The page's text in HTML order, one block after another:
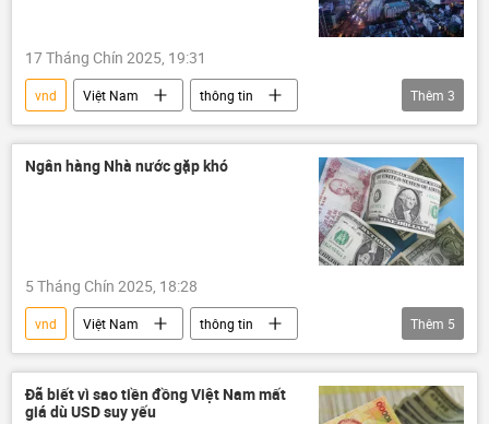
17 Tháng Chín 2025, 19:31
vnd Việt Nam
thông tin
Kinh tế
ngân hàng
GDP
FDI
Thêm 3
Ngân hàng Nhà nước gặp khó
5 Tháng Chín 2025, 18:28
vnd Việt Nam
thông tin
Ngân hàng Nhà nước
Kinh tế
Giá vàng
đô la ngân hàng
Thêm 5
Đã biết vì sao tiền đồng Việt Nam mất
giá dù USD suy yếu